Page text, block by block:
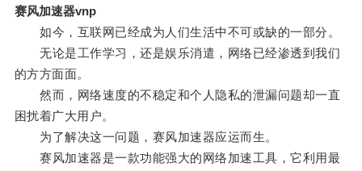
赛风加速器vnp
如今，互联网已经成为人们生活中不可或缺的一部分。
无论是工作学习，还是娱乐消遣，网络已经渗透到我们
的方方面面。
然而，网络速度的不稳定和个人隐私的泄漏问题却一直
困扰着广大用户。
为了解决这一问题，赛风加速器应运而生。
赛风加速器是一款功能强大的网络加速工具，它利用最